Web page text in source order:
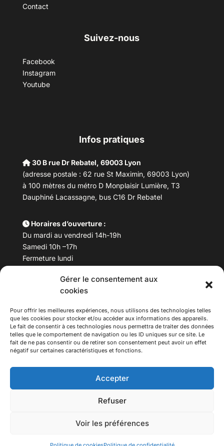
Gérer le consentement aux
cookies
Pour offrir les meilleures expériences, nous utilisons des technologies telles
que les cookies pour stocker et/ou accéder aux informations des appareils.
Le fait de consentir à ces technologies nous permettra de traiter des données
telles que le comportement de navigation ou les ID uniques sur ce site. Le
fait de ne pas consentir ou de retirer son consentement peut avoir un effet
négatif sur certaines caractéristiques et fonctions.
Accepter
Refuser
Voir les préférences
Contact
Suivez-nous
Facebook
Instagram
Youtube
Infos pratiques
30 B rue Dr Rebatel, 69003 Lyon
(adresse postale : 62 rue St Maximin, 69003 Lyon)
à 100 mètres du métro D Monplaisir Lumière, T3
Dauphiné Lacassagne, bus C16 Dr Rebatel
Horaires d’ouverture :
Du mardi au vendredi 14h-19h
Samedi 10h –17h
Fermeture lundi
Téléphone : 04 78 53 06 40
maisondesculturesasiatiques@asiexpo.com
Tous droits réservés.